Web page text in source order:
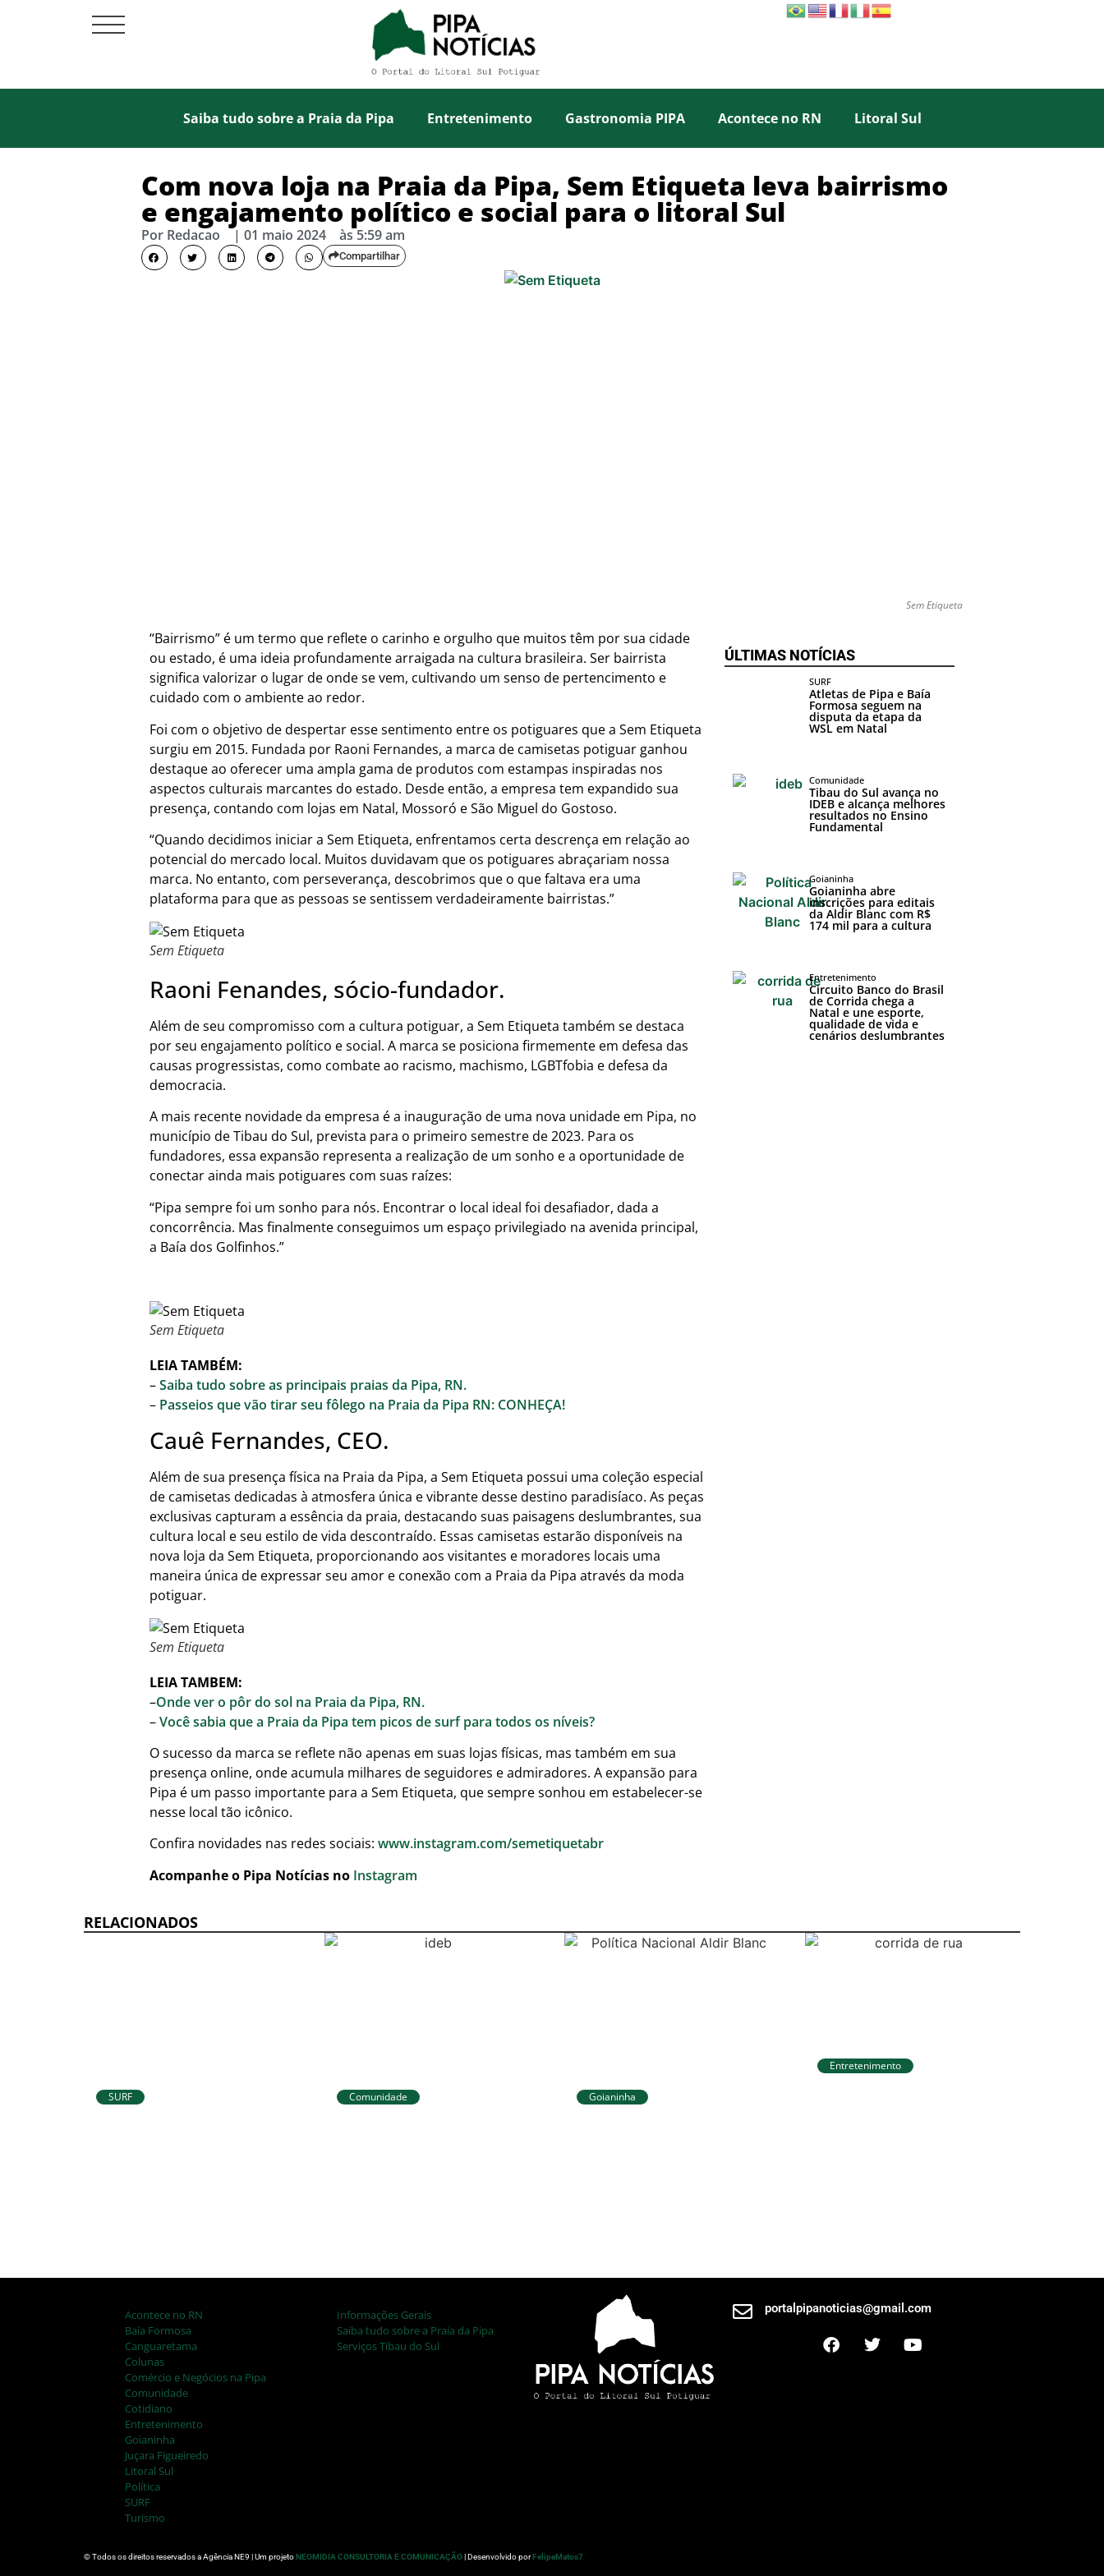
Saiba tudo sobre a Praia da Pipa Entretenimento Gastronomia PIPA Acontece no RN Litoral Sul
Com nova loja na Praia da Pipa, Sem Etiqueta leva bairrismo
e engajamento político e social para o litoral Sul
Por Redacao | 01 maio 2024 às 5:59 am
Compartilhar
Sem Etiqueta
“Bairrismo” é um termo que reflete o carinho e orgulho que muitos têm por sua cidade
ou estado, é uma ideia profundamente arraigada na cultura brasileira. Ser bairrista
significa valorizar o lugar de onde se vem, cultivando um senso de pertencimento e
cuidado com o ambiente ao redor.
Foi com o objetivo de despertar esse sentimento entre os potiguares que a Sem Etiqueta
surgiu em 2015. Fundada por Raoni Fernandes, a marca de camisetas potiguar ganhou
destaque ao oferecer uma ampla gama de produtos com estampas inspiradas nos
aspectos culturais marcantes do estado. Desde então, a empresa tem expandido sua
presença, contando com lojas em Natal, Mossoró e São Miguel do Gostoso.
“Quando decidimos iniciar a Sem Etiqueta, enfrentamos certa descrença em relação ao
potencial do mercado local. Muitos duvidavam que os potiguares abraçariam nossa
marca. No entanto, com perseverança, descobrimos que o que faltava era uma
plataforma para que as pessoas se sentissem verdadeiramente bairristas.”
Sem Etiqueta
Raoni Fenandes, sócio-fundador.
Além de seu compromisso com a cultura potiguar, a Sem Etiqueta também se destaca
por seu engajamento político e social. A marca se posiciona firmemente em defesa das
causas progressistas, como combate ao racismo, machismo, LGBTfobia e defesa da
democracia.
A mais recente novidade da empresa é a inauguração de uma nova unidade em Pipa, no
município de Tibau do Sul, prevista para o primeiro semestre de 2023. Para os
fundadores, essa expansão representa a realização de um sonho e a oportunidade de
conectar ainda mais potiguares com suas raízes:
“Pipa sempre foi um sonho para nós. Encontrar o local ideal foi desafiador, dada a
concorrência. Mas finalmente conseguimos um espaço privilegiado na avenida principal,
a Baía dos Golfinhos.”
Sem Etiqueta
LEIA TAMBÉM:
–Saiba tudo sobre as principais praias da Pipa, RN.
– Passeios que vão tirar seu fôlego na Praia da Pipa RN: CONHEÇA!
Cauê Fernandes, CEO.
Além de sua presença física na Praia da Pipa, a Sem Etiqueta possui uma coleção especial
de camisetas dedicadas à atmosfera única e vibrante desse destino paradisíaco. As peças
exclusivas capturam a essência da praia, destacando suas paisagens deslumbrantes, sua
cultura local e seu estilo de vida descontraído. Essas camisetas estarão disponíveis na
nova loja da Sem Etiqueta, proporcionando aos visitantes e moradores locais uma
maneira única de expressar seu amor e conexão com a Praia da Pipa através da moda
potiguar.
Sem Etiqueta
LEIA TAMBEM:
–Onde ver o pôr do sol na Praia da Pipa, RN.
–Você sabia que a Praia da Pipa tem picos de surf para todos os níveis?
O sucesso da marca se reflete não apenas em suas lojas físicas, mas também em sua
presença online, onde acumula milhares de seguidores e admiradores. A expansão para
Pipa é um passo importante para a Sem Etiqueta, que sempre sonhou em estabelecer-se
nesse local tão icônico.
Confira novidades nas redes sociais: www.instagram.com/semetiquetabr
Acompanhe o Pipa Notícias no Instagram
ÚLTIMAS NOTÍCIAS
SURF
Atletas de Pipa e Baía
Formosa seguem na
disputa da etapa da
WSL em Natal
Comunidade
Tibau do Sul avança no
IDEB e alcança melhores
resultados no Ensino
Fundamental
Goianinha
Goianinha abre
inscrições para editais
da Aldir Blanc com R$
174 mil para a cultura
Entretenimento
Circuito Banco do Brasil
de Corrida chega a
Natal e une esporte,
qualidade de vida e
cenários deslumbrantes
RELACIONADOS
SURF Comunidade Goianinha
Entretenimento
Acontece no RN
Baía Formosa
Canguaretama
Colunas
Comércio e Negócios na Pipa
Comunidade
Cotidiano
Entretenimento
Goianinha
Juçara Figueiredo
Litoral Sul
Política
SURF
Turismo
Informações Gerais
Saiba tudo sobre a Praia da Pipa
Serviços Tibau do Sul
portalpipanoticias@gmail.com
© Todos os direitos reservados a Agência NE9 | Um projetoNEOMIDIA CONSULTORIA E COMUNICAÇÃO| Desenvolvido porFelipeMatos7